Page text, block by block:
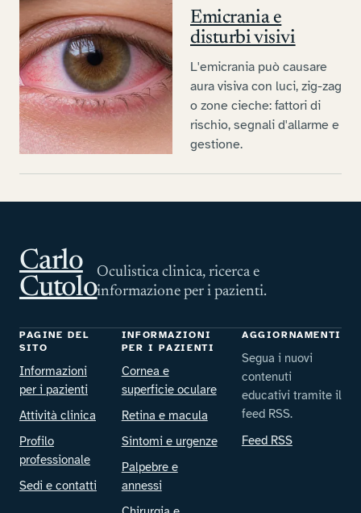
Emicrania e
disturbi visivi
L'emicrania può causare
aura visiva con luci, zig-zag
o zone cieche: fattori di
rischio, segnali d'allarme e
gestione.
Carlo
Cutolo
Oculistica clinica, ricerca e
informazione per i pazienti.
PAGINE DEL
SITO
Informazioni
per i pazienti
Attività clinica
Profilo
professionale
Sedi e contatti
INFORMAZIONI
PER I PAZIENTI
Cornea e
superficie oculare
Retina e macula
Sintomi e urgenze
Palpebre e
annessi
AGGIORNAMENTI
Segua i nuovi
contenuti
educativi tramite il
feed RSS.
Feed RSS